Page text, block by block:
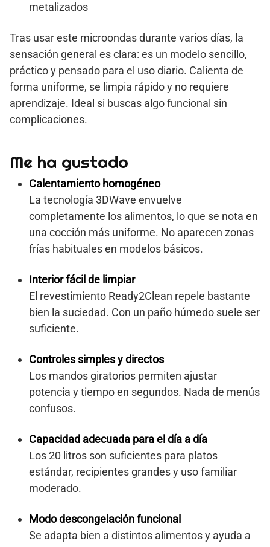
metalizados
Tras usar este microondas durante varios días, la
sensación general es clara: es un modelo sencillo,
práctico y pensado para el uso diario. Calienta de
forma uniforme, se limpia rápido y no requiere
aprendizaje. Ideal si buscas algo funcional sin
complicaciones.
Me ha gustado
Calentamiento homogéneo
La tecnología 3DWave envuelve
completamente los alimentos, lo que se nota en
una cocción más uniforme. No aparecen zonas
frías habituales en modelos básicos.
Interior fácil de limpiar
El revestimiento Ready2Clean repele bastante
bien la suciedad. Con un paño húmedo suele ser
suficiente.
Controles simples y directos
Los mandos giratorios permiten ajustar
potencia y tiempo en segundos. Nada de menús
confusos.
Capacidad adecuada para el día a día
Los 20 litros son suficientes para platos
estándar, recipientes grandes y uso familiar
moderado.
Modo descongelación funcional
Se adapta bien a distintos alimentos y ayuda a